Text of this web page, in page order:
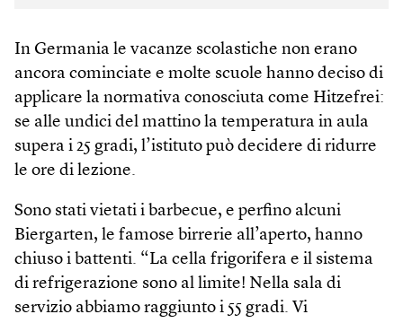
In Germania le vacanze scolastiche non erano
ancora cominciate e molte scuole hanno deciso di
applicare la normativa conosciuta come Hitzefrei:
se alle undici del mattino la temperatura in aula
supera i 25 gradi, l’istituto può decidere di ridurre
le ore di lezione.
Sono stati vietati i barbecue, e perfino alcuni
Biergarten, le famose birrerie all’aperto, hanno
chiuso i battenti. “La cella frigorifera e il sistema
di refrigerazione sono al limite! Nella sala di
servizio abbiamo raggiunto i 55 gradi. Vi